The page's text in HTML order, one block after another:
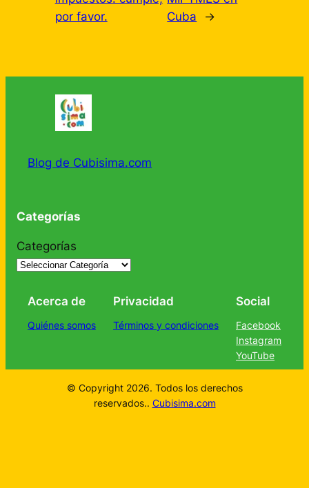
por favor.
Cuba
→
Blog de Cubisima.com
Categorías
Categorías
Acerca de
Quiénes somos
Privacidad
Términos y condiciones
Social
Facebook
Instagram
YouTube
© Copyright 2026. Todos los derechos
reservados.. Cubisima.com